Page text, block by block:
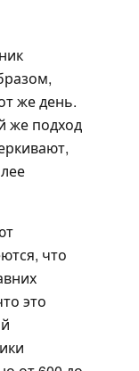
же день.
же подход
что
это